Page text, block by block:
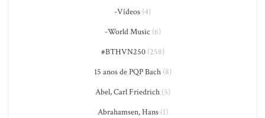
-Vídeos (4)
-World Music (6)
#BTHVN250(258)
15 anos de PQP Bach(8)
Abel, Carl Friedrich(5)
Abrahamsen, Hans(1)